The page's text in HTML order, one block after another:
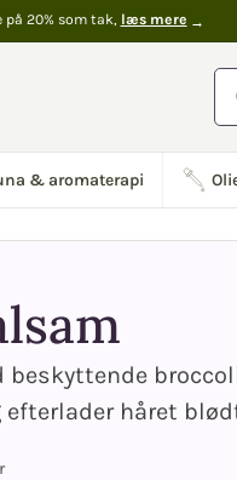
på 20% som tak, læs mere
& aromaterapi
beskyttende
efterlader håret